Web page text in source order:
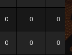
0 0 0
0 0 0